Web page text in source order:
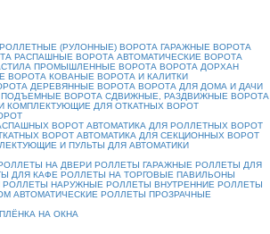
РОЛЛЕТНЫЕ (РУЛОННЫЕ) ВОРОТА ГАРАЖНЫЕ ВОРОТА
РАСПАШНЫЕ ВОРОТА АВТОМАТИЧЕСКИЕ ВОРОТА
ПРОМЫШЛЕННЫЕ ВОРОТА ВОРОТА ДОРХАН
ВОРОТА КОВАНЫЕ ВОРОТА И КАЛИТКИ
ДЕРЕВЯННЫЕ ВОРОТА ВОРОТА ДЛЯ ДОМА И ДАЧИ
ПОДЪЕМНЫЕ ВОРОТА СДВИЖНЫЕ, РАЗДВИЖНЫЕ ВОРОТА
КОМПЛЕКТУЮЩИЕ ДЛЯ ОТКАТНЫХ ВОРОТ
ВОРОТ АВТОМАТИКА ДЛЯ РОЛЛЕТНЫХ ВОРОТ
ВОРОТ АВТОМАТИКА ДЛЯ СЕКЦИОННЫХ ВОРОТ
И ПУЛЬТЫ ДЛЯ АВТОМАТИКИ
НА ДВЕРИ РОЛЛЕТЫ ГАРАЖНЫЕ РОЛЛЕТЫ ДЛЯ
ДЛЯ КАФЕ РОЛЛЕТЫ НА ТОРГОВЫЕ ПАВИЛЬОНЫ
РОЛЛЕТЫ НАРУЖНЫЕ РОЛЛЕТЫ ВНУТРЕННИЕ РОЛЛЕТЫ
АВТОМАТИЧЕСКИЕ РОЛЛЕТЫ ПРОЗРАЧНЫЕ
НА ОКНА